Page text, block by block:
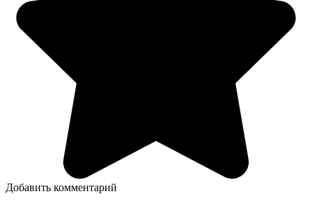
Добавить комментарий